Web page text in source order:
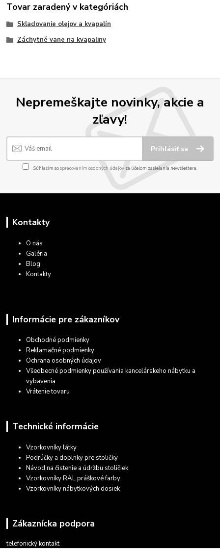
Tovar zaradený v kategóriách
Skladovanie olejov a kvapalín
Záchytné vane na kvapaliny
Nepremeškajte novinky, akcie a
zľavy!
Prihlásiť sa
Súhlasím sospracovaním osobných údajov za účelom zasielania newslettera.
Kontakty
O nás
Galéria
Blog
Kontakty
Informácie pre zákazníkov
Obchodné podmienky
Reklamačné podmienky
Ochrana osobných údajov
Všeobecné podmienky používania kancelárskeho nábytku a
vybavenia
Vrátenie tovaru
Technické informácie
Vzorkovníky látky
Podrúčky a doplnky pre stoličky
Návod na čistenie a údržbu stoličiek
Vzorkovníky RAL práškové farby
Vzorkovníky nábytkových dosiek
Zákaznícka podpora
telefonický kontakt